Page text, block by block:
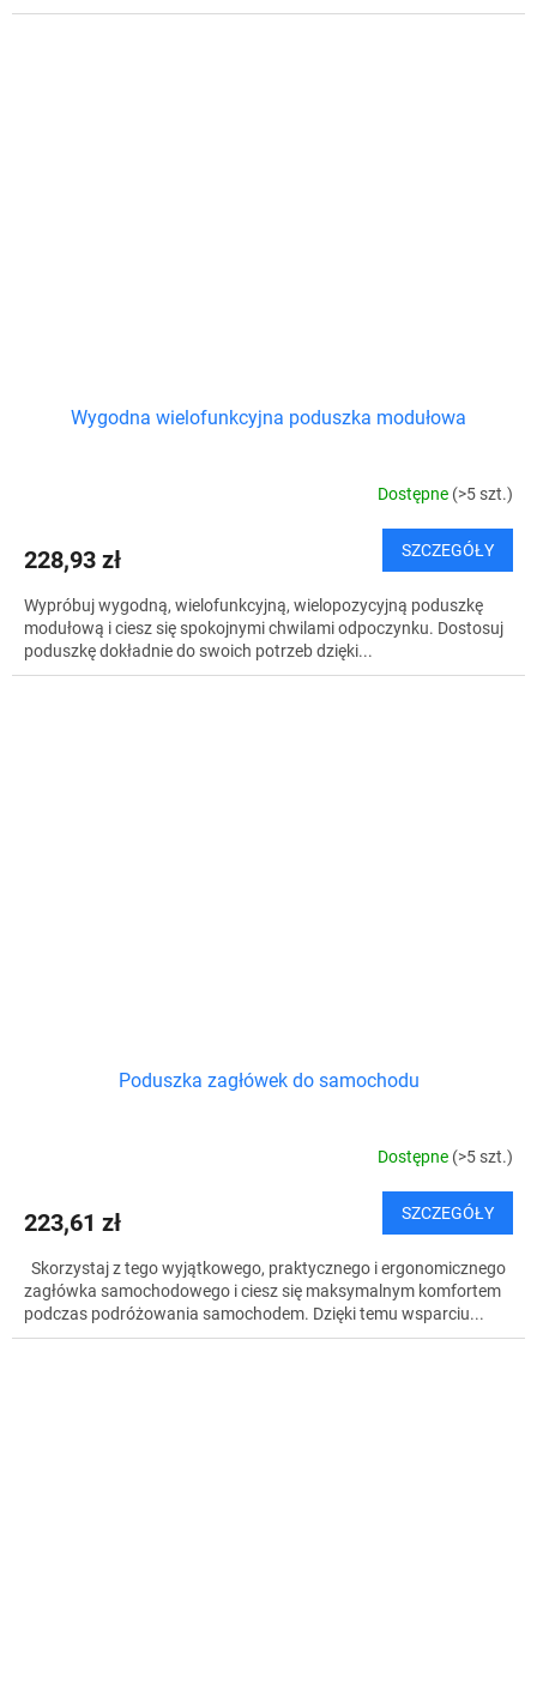
Wygodna wielofunkcyjna poduszka modułowa
Dostępne (>5 szt.)
228,93 zł SZCZEGÓŁY
Wypróbuj wygodną, ​​wielofunkcyjną, wielopozycyjną poduszkę
modułową i ciesz się spokojnymi chwilami odpoczynku. Dostosuj
poduszkę dokładnie do swoich potrzeb dzięki...
Poduszka zagłówek do samochodu
Dostępne (>5 szt.)
223,61 zł SZCZEGÓŁY
Skorzystaj z tego wyjątkowego, praktycznego i ergonomicznego
zagłówka samochodowego i ciesz się maksymalnym komfortem
podczas podróżowania samochodem. Dzięki temu wsparciu...